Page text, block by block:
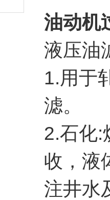
油动机
液压油
1.用于
滤。
2.石化:
收，液
注井水